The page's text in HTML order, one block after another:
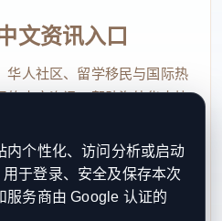
文资讯入口
华人社区、留学移民与国际热
的中文资讯，帮助海外华人快
日优先处理站务、投稿与权
内个性化、访问分析或启动
于登录、安全及保存本次
服务商由 Google 认证的